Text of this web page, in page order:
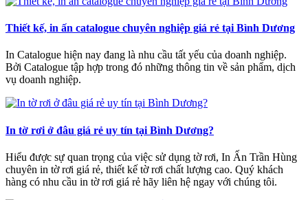
Thiết kế, in ấn catalogue chuyên nghiệp giá rẻ tại Bình Dương
In Catalogue hiện nay đang là nhu cầu tất yếu của doanh nghiệp.
Bởi Catalogue tập hợp trong đó những thông tin về sản phẩm, dịch
vụ doanh nghiệp.
In tờ rơi ở đâu giá rẻ uy tín tại Bình Dương?
Hiểu được sự quan trọng của việc sử dụng tờ rơi, In Ấn Trần Hùng
chuyên in tờ rơi giá rẻ, thiết kế tờ rơi chất lượng cao. Quý khách
hàng có nhu cầu in tờ rơi giá rẻ hãy liên hệ ngay với chúng tôi.